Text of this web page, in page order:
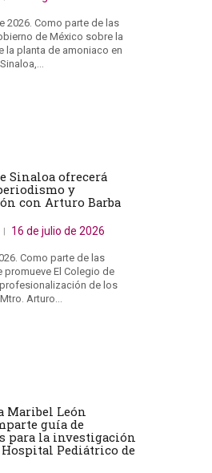
2026. Como parte de las
de México sobre la
la planta de amoniaco en
Sinaloa ofrecerá
y
con Arturo Barba
16 de julio de 2026
Como parte de las
promueve El Colegio de
de los
Arturo…
Maribel León
guía de
para la investigación
Pediátrico de